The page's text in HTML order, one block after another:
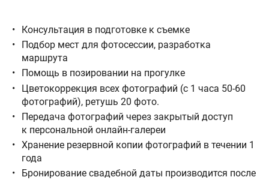
Консультация в подготовке к съемке
Подбор мест для фотосессии, разработка
маршрута
Помощь в позировании на прогулке
Цветокоррекция всех фотографий (с 1 часа 50-60
фотографий), ретушь 20 фото.
Передача фотографий через закрытый доступ
к персональной онлайн-галереи
Хранение резервной копии фотографий в течении 1
года
Бронирование свадебной даты производится после